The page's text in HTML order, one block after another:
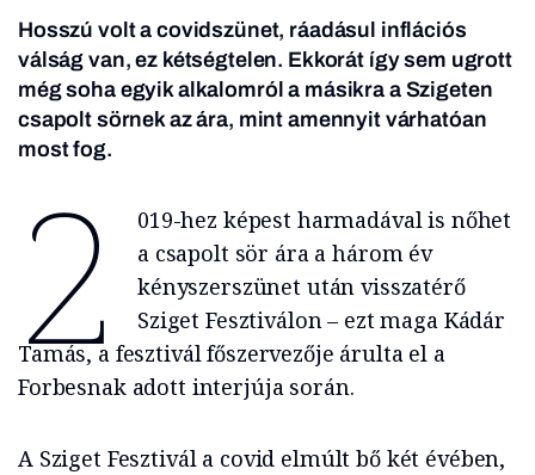
Hosszú volt a covidszünet, ráadásul inflációs
válság van, ez kétségtelen. Ekkorát így sem ugrott
még soha egyik alkalomról a másikra a Szigeten
csapolt sörnek az ára, mint amennyit várhatóan
most fog.
2
019-hez képest harmadával is nőhet
a csapolt sör ára a három év
kényszerszünet után visszatérő
Sziget Fesztiválon – ezt maga Kádár
Tamás, a fesztivál főszervezője árulta el a
Forbesnak adott interjúja során.
A Sziget Fesztivál a covid elmúlt bő két évében,